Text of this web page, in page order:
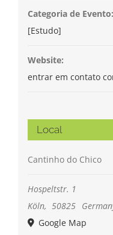
Categoria de Evento:
[Estudo]
Website:
entrar em contato
Local
Cantinho do Chico
Hospeltstr. 1
Köln, 50825
Google Map